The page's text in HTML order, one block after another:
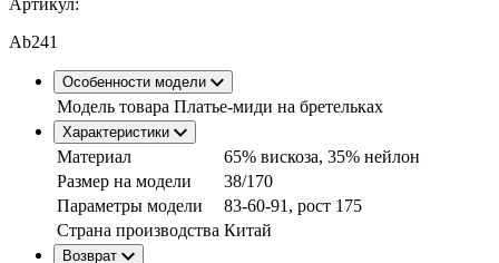
Артикул:
Ab241
Особенности модели
Модель товара Платье-миди на бретельках
Характеристики
Материал
65% вискоза, 35% нейлон
Размер на модели
38/170
Параметры модели
83-60-91, рост 175
Страна производства Китай
Возврат